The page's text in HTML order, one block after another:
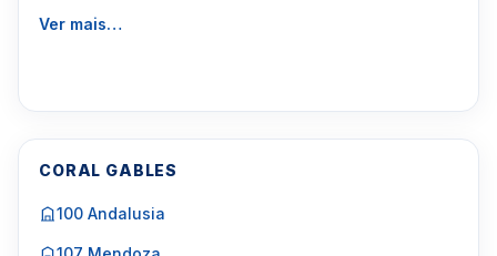
Ver mais…
CORAL GABLES
100 Andalusia